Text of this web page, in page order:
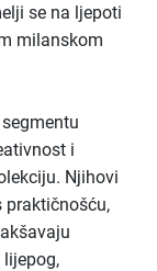
se na ljepoti
milanskom
i
Njihovi